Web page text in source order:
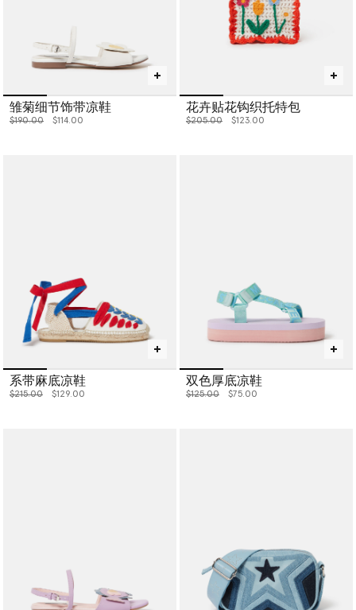
雏菊细节饰带凉鞋
价格从
$190.00下降至
$114.00
花卉贴花钩织托特包
价格从
$205.00下降至
$123.00
系带麻底凉鞋
价格从
$215.00下降至
$129.00
双色厚底凉鞋
价格从
$125.00下降至
$75.00